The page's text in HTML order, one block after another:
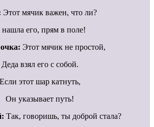
Этот мячик важен, что ли?
его, прям в поле!
Этот мячик не простой,
Деда взял его с собой.
Если этот шар катнуть,
Он указывает путь!
Так, говоришь, ты доброй стала?